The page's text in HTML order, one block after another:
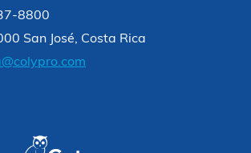
8800
San José, Costa Rica